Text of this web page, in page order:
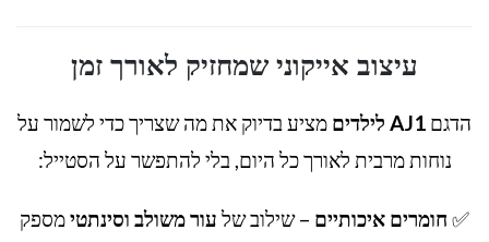
עיצוב אייקוני שמחזיק לאורך זמן
הדגם AJ1 לילדים
מציע בדיוק את מה שצריך כדי לשמור על
נוחות מרבית לאורך כל היום, בלי להתפשר על הסטייל:
✅ חומרים איכותיים – שילוב של עור משולב וסינתטימספק